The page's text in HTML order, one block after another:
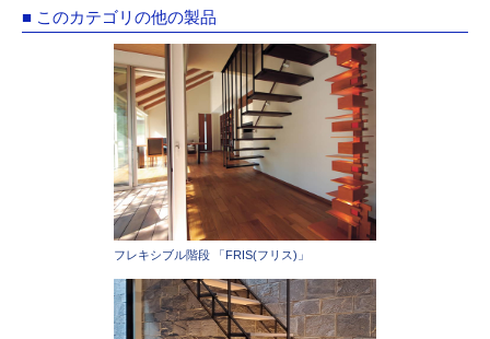
■ このカテゴリの他の製品
フレキシブル階段 「FRIS(フリス)」